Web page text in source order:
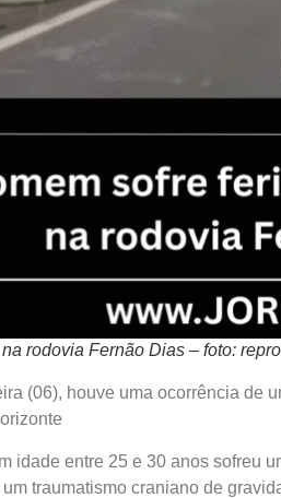
rodovia Fernão Dias – foto:
(06), houve uma ocorrência de
idade entre 25 e 30 anos sofreu
traumatismo craniano de